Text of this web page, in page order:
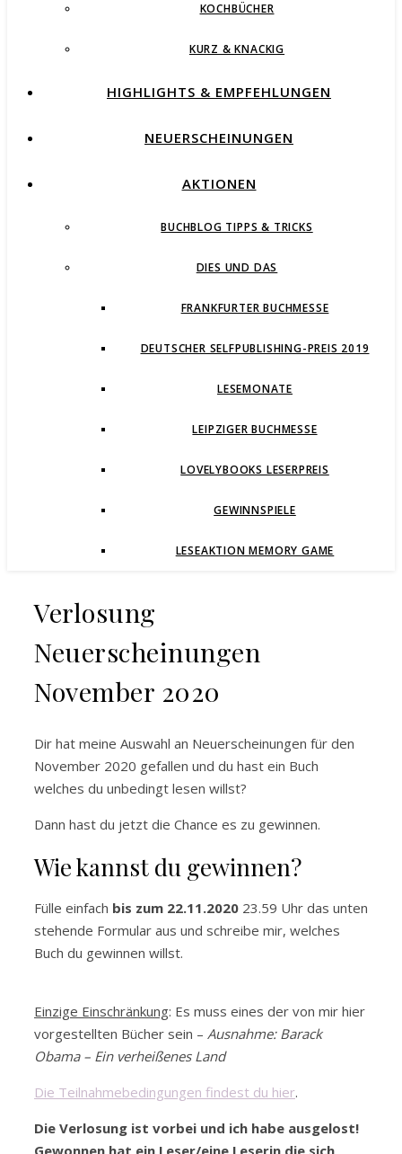
KOCHBÜCHER
KURZ & KNACKIG
HIGHLIGHTS & EMPFEHLUNGEN
NEUERSCHEINUNGEN
AKTIONEN
BUCHBLOG TIPPS & TRICKS
DIES UND DAS
FRANKFURTER BUCHMESSE
DEUTSCHER SELFPUBLISHING-PREIS 2019
LESEMONATE
LEIPZIGER BUCHMESSE
LOVELYBOOKS LESERPREIS
GEWINNSPIELE
LESEAKTION MEMORY GAME
Verlosung
Neuerscheinungen
November 2020
Dir hat meine Auswahl an Neuerscheinungen für den
November 2020 gefallen und du hast ein Buch
welches du unbedingt lesen willst?
Dann hast du jetzt die Chance es zu gewinnen.
Wie kannst du gewinnen?
Fülle einfach bis zum 22.11.2020 23.59 Uhr das unten
stehende Formular aus und schreibe mir, welches
Buch du gewinnen willst.
Einzige Einschränkung: Es muss eines der von mir hier
vorgestellten Bücher sein – Ausnahme: Barack
Obama – Ein verheißenes Land
Die Teilnahmebedingungen findest du hier.
Die Verlosung ist vorbei und ich habe ausgelost!